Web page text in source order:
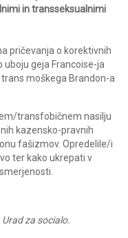
in transseksualnimi
pričevanja o korektivnih
geja Francoise-ja
moškega Brandon-a
transfobičnem nasilju
kazensko-pravnih
fašizmov. Opredelile/i
ter kako ukrepati v
za socialo.